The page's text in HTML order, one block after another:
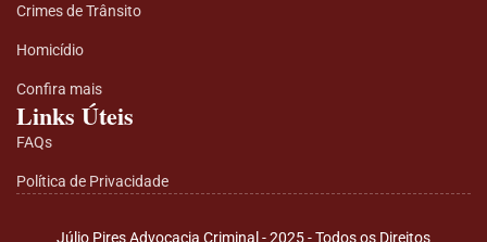
Crimes de Trânsito
Homicídio
Confira mais
Links Úteis
FAQs
Política de Privacidade
Júlio Pires Advocacia Criminal - 2025 - Todos os Direitos